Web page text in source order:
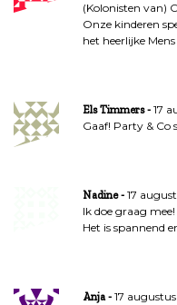
(Kolonisten van)
Onze kinderen
het heerlijke
Els Timmers
17
Gaaf! Party & Co
Nadine
17
Ik doe graag
Het is spannend
Anja
17